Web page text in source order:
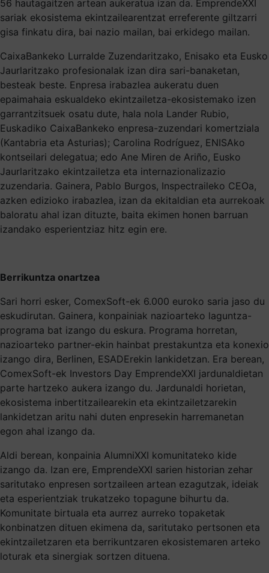
56 hautagaitzen artean aukeratua izan da. EmprendeXXI
sariak ekosistema ekintzailearentzat erreferente giltzarri
gisa finkatu dira, bai nazio mailan, bai erkidego mailan.
CaixaBankeko Lurralde Zuzendaritzako, Enisako eta Eusko
Jaurlaritzako profesionalak izan dira sari-banaketan,
besteak beste. Enpresa irabazlea aukeratu duen
epaimahaia eskualdeko ekintzailetza-ekosistemako izen
garrantzitsuek osatu dute, hala nola Lander Rubio,
Euskadiko CaixaBankeko enpresa-zuzendari komertziala
(Kantabria eta Asturias); Carolina Rodríguez, ENISAko
kontseilari delegatua; edo Ane Miren de Ariño, Eusko
Jaurlaritzako ekintzailetza eta internazionalizazio
zuzendaria. Gainera, Pablo Burgos, Inspectraileko CEOa,
azken edizioko irabazlea, izan da ekitaldian eta aurrekoak
baloratu ahal izan dituzte, baita ekimen honen barruan
izandako esperientziaz hitz egin ere.
Berrikuntza onartzea
Sari horri esker, ComexSoft-ek 6.000 euroko saria jaso du
eskudirutan. Gainera, konpainiak nazioarteko laguntza-
programa bat izango du eskura. Programa horretan,
nazioarteko partner-ekin hainbat prestakuntza eta konexio
izango dira, Berlinen, ESADErekin lankidetzan. Era berean,
ComexSoft-ek Investors Day EmprendeXXI jardunaldietan
parte hartzeko aukera izango du. Jardunaldi horietan,
ekosistema inbertitzailearekin eta ekintzailetzarekin
lankidetzan aritu nahi duten enpresekin harremanetan
egon ahal izango da.
Aldi berean, konpainia AlumniXXI komunitateko kide
izango da. Izan ere, EmprendeXXI sarien historian zehar
saritutako enpresen sortzaileen artean ezagutzak, ideiak
eta esperientziak trukatzeko topagune bihurtu da.
Komunitate birtuala eta aurrez aurreko topaketak
konbinatzen dituen ekimena da, saritutako pertsonen eta
ekintzailetzaren eta berrikuntzaren ekosistemaren arteko
loturak eta sinergiak sortzen dituena.